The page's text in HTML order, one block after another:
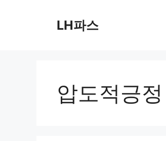
LH파스
압도적긍정